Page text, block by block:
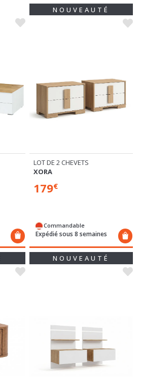
NOUVEAUTÉ
LOT DE 2 CHEVETS
XORA
179€
Commandable
Expédié sous 8 semaines
NOUVEAUTÉ